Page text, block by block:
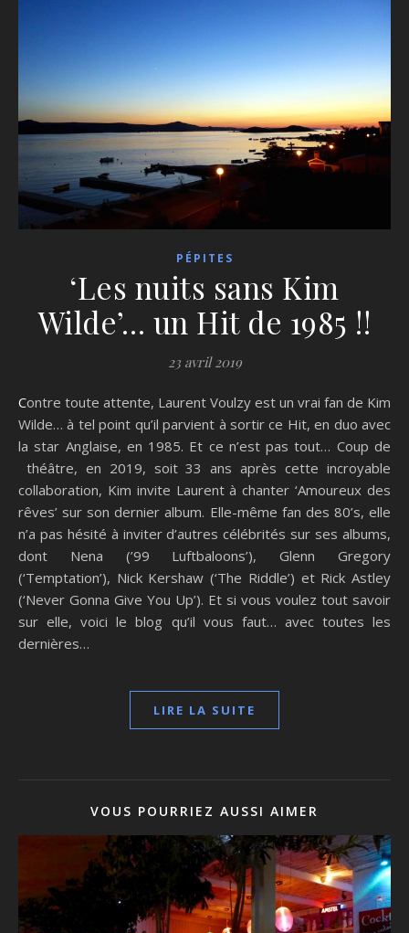
PÉPITES
‘Les nuits sans Kim
Wilde’… un Hit de 1985 !!
23 avril 2019
Contre toute attente, Laurent Voulzy est un vrai fan de Kim
Wilde… à tel point qu’il parvient à sortir ce Hit, en duo avec
la star Anglaise, en 1985. Et ce n’est pas tout… Coup de
théâtre, en 2019, soit 33 ans après cette incroyable
collaboration, Kim invite Laurent à chanter ‘Amoureux des
rêves’ sur son dernier album. Elle-même fan des 80’s, elle
n’a pas hésité à inviter d’autres célébrités sur ses albums,
dont Nena (’99 Luftbaloons’), Glenn Gregory
(‘Temptation’), Nick Kershaw (‘The Riddle’) et Rick Astley
(‘Never Gonna Give You Up’). Et si vous voulez tout savoir
sur elle, voici le blog qu’il vous faut… avec toutes les
dernières…
LIRE LA SUITE
VOUS POURRIEZ AUSSI AIMER